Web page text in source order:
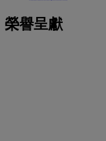
榮譽呈獻